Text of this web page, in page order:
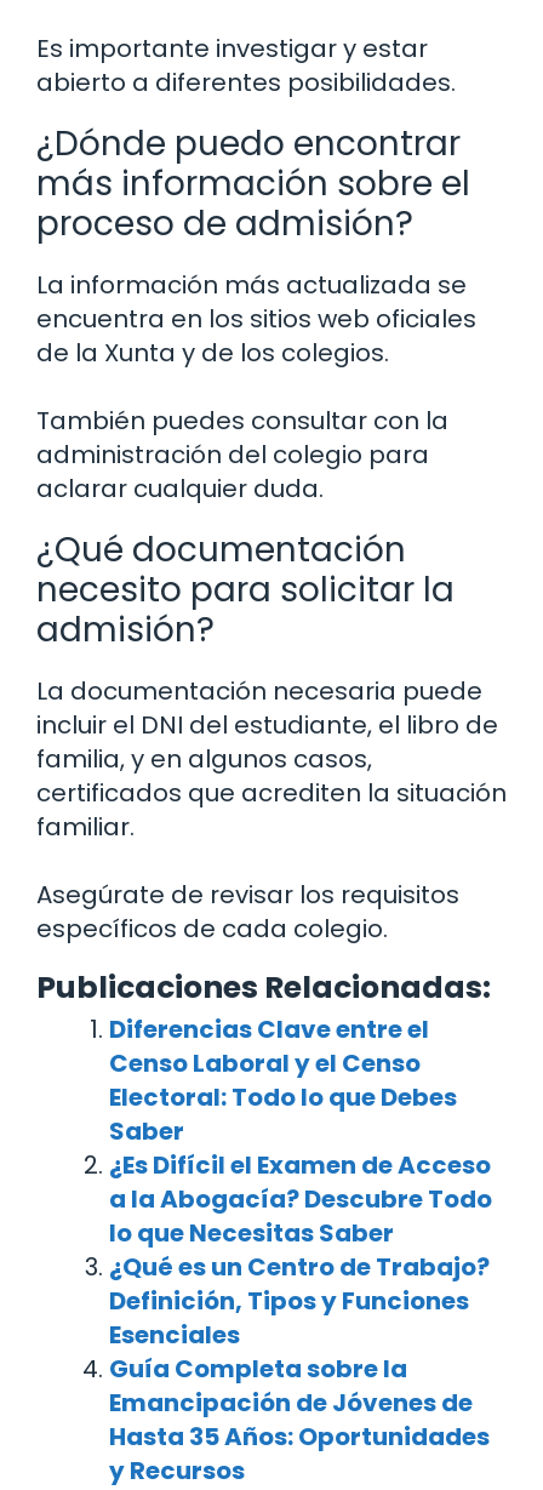
Es importante investigar y estar
abierto a diferentes posibilidades.
¿Dónde puedo encontrar
más información sobre el
proceso de admisión?
La información más actualizada se
encuentra en los sitios web oficiales
de la Xunta y de los colegios.
También puedes consultar con la
administración del colegio para
aclarar cualquier duda.
¿Qué documentación
necesito para solicitar la
admisión?
La documentación necesaria puede
incluir el DNI del estudiante, el libro de
familia, y en algunos casos,
certificados que acrediten la situación
familiar.
Asegúrate de revisar los requisitos
específicos de cada colegio.
Publicaciones Relacionadas:
Diferencias Clave entre el
Censo Laboral y el Censo
Electoral: Todo lo que Debes
Saber
¿Es Difícil el Examen de Acceso
a la Abogacía? Descubre Todo
lo que Necesitas Saber
¿Qué es un Centro de Trabajo?
Definición, Tipos y Funciones
Esenciales
Guía Completa sobre la
Emancipación de Jóvenes de
Hasta 35 Años: Oportunidades
y Recursos